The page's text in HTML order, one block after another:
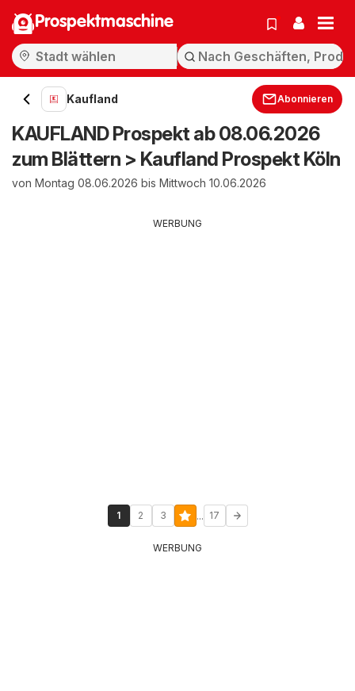
Prospektmaschine
Kaufland Abonnieren
KAUFLAND Prospekt ab 08.06.2026
zum Blättern > Kaufland Prospekt Köln
von Montag 08.06.2026 bis Mittwoch 10.06.2026
WERBUNG
1 2 3 ... 17
WERBUNG